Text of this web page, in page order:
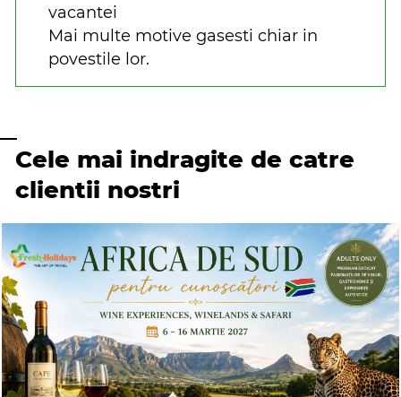
vacantei
Mai multe motive gasesti chiar in
povestile lor.
Cele mai indragite de catre
clientii nostri